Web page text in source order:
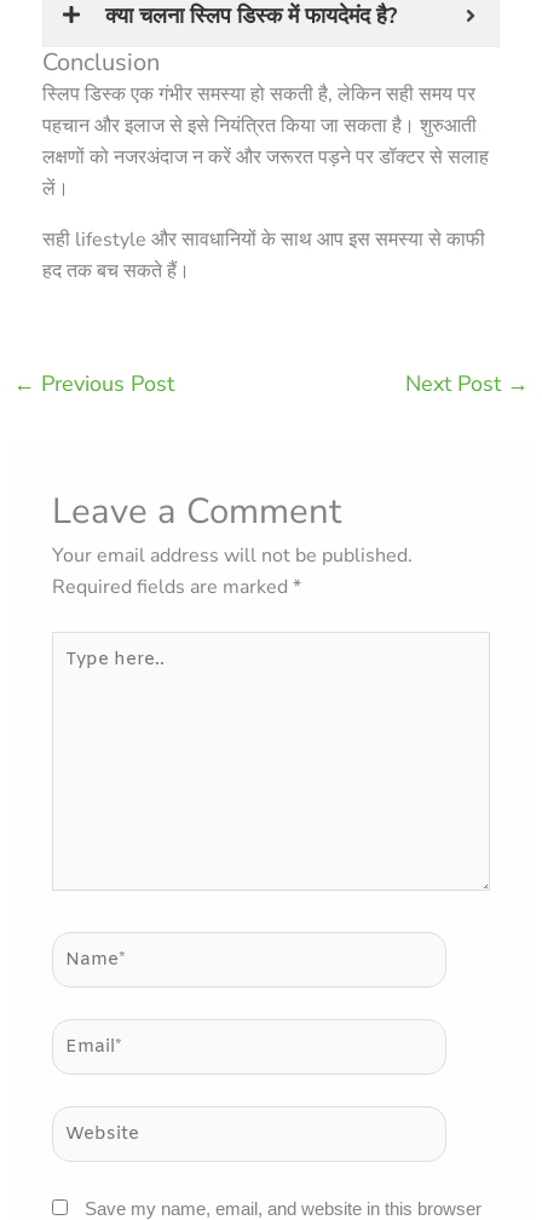
क्या चलना स्लिप डिस्क में फायदेमंद है?
Conclusion
स्लिप डिस्क एक गंभीर समस्या हो सकती है, लेकिन सही समय पर
पहचान और इलाज से इसे नियंत्रित किया जा सकता है। शुरुआती
लक्षणों को नजरअंदाज न करें और जरूरत पड़ने पर डॉक्टर से सलाह
लें।
सही lifestyle और सावधानियों के साथ आप इस समस्या से काफी
हद तक बच सकते हैं।
← Previous Post Next Post →
Leave a Comment
Your email address will not be published.
Required fields are marked *
Name*
Email*
Website
Save my name, email, and website in this browser